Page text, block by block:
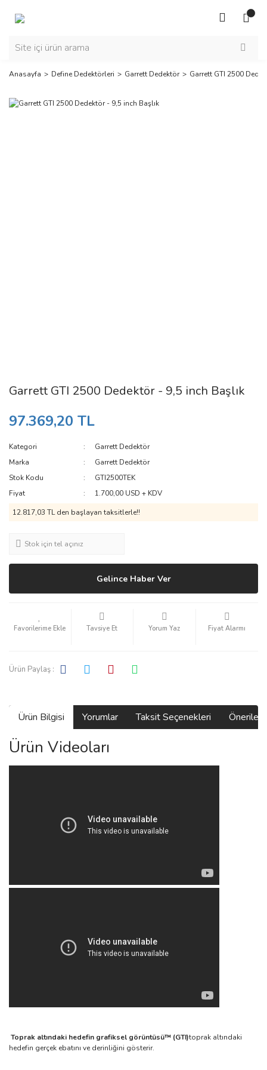
Anasayfa Define Dedektörleri Garrett Dedektör Garrett GTI 2500
Garrett GTI 2500 Dedektör - 9,5 inch Başlık
97.369,20 TL
Kategori
Garrett Dedektör
Marka
Garrett Dedektör
Stok Kodu
GTI2500TEK
Fiyat
1.700,00 USD + KDV
12.817,03 TL den başlayan taksitlerle!!
Stok için tel açınız
Gelince Haber Ver
Tavsiye Et Yorum Yaz Fiyat Alarmı
Ürün Paylaş :
Ürün Bilgisi Yorumlar Taksit Seçenekleri
Ürün Videoları
Toprak altındaki hedefin grafiksel görüntüsü™ (GTI)toprak altındaki
hedefin gerçek ebatını ve derinliğini gösterir.